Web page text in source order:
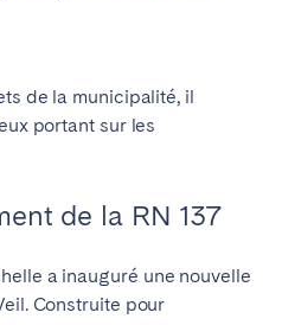
de la municipalité, il
portant sur les
de la RN 137
a inauguré une nouvelle
Construite pour